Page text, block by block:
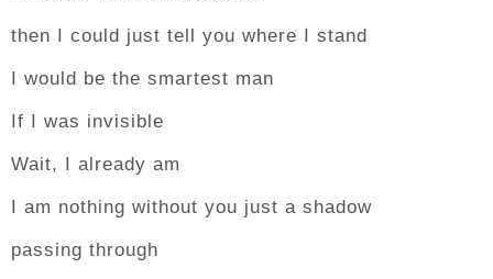
then I could just tell you where I stand
I would be the smartest man
If I was invisible
Wait, I already am
I am nothing without you just a shadow
passing through